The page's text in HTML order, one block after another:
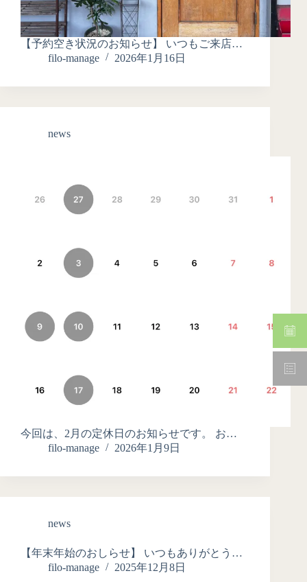
【予約空き状況のお知らせ】 いつもご来店…
filo-manage
2026年1月16日
news
今回は、2月の定休日のお知らせです。 お…
filo-manage
2026年1月9日
news
【年末年始のおしらせ】 いつもありがとう…
filo-manage
2025年12月8日